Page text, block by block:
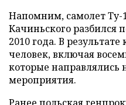
Напомним, самолет Ту-
Качиньского разбился
2010 года. В
человек, включая
которые
мероприятия.